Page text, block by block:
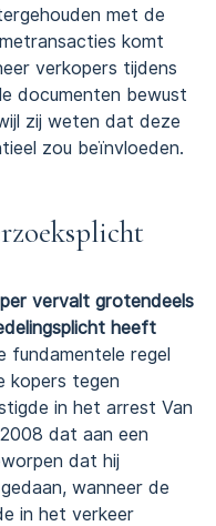
met de
komt
verkopers tijdens
documenten bewust
zij weten dat deze
zou beïnvloeden.
vervalt grotendeels
heeft
fundamentele regel
kopers tegen
in het arrest Van
dat aan een
dat hij
wanneer de
in het verkeer